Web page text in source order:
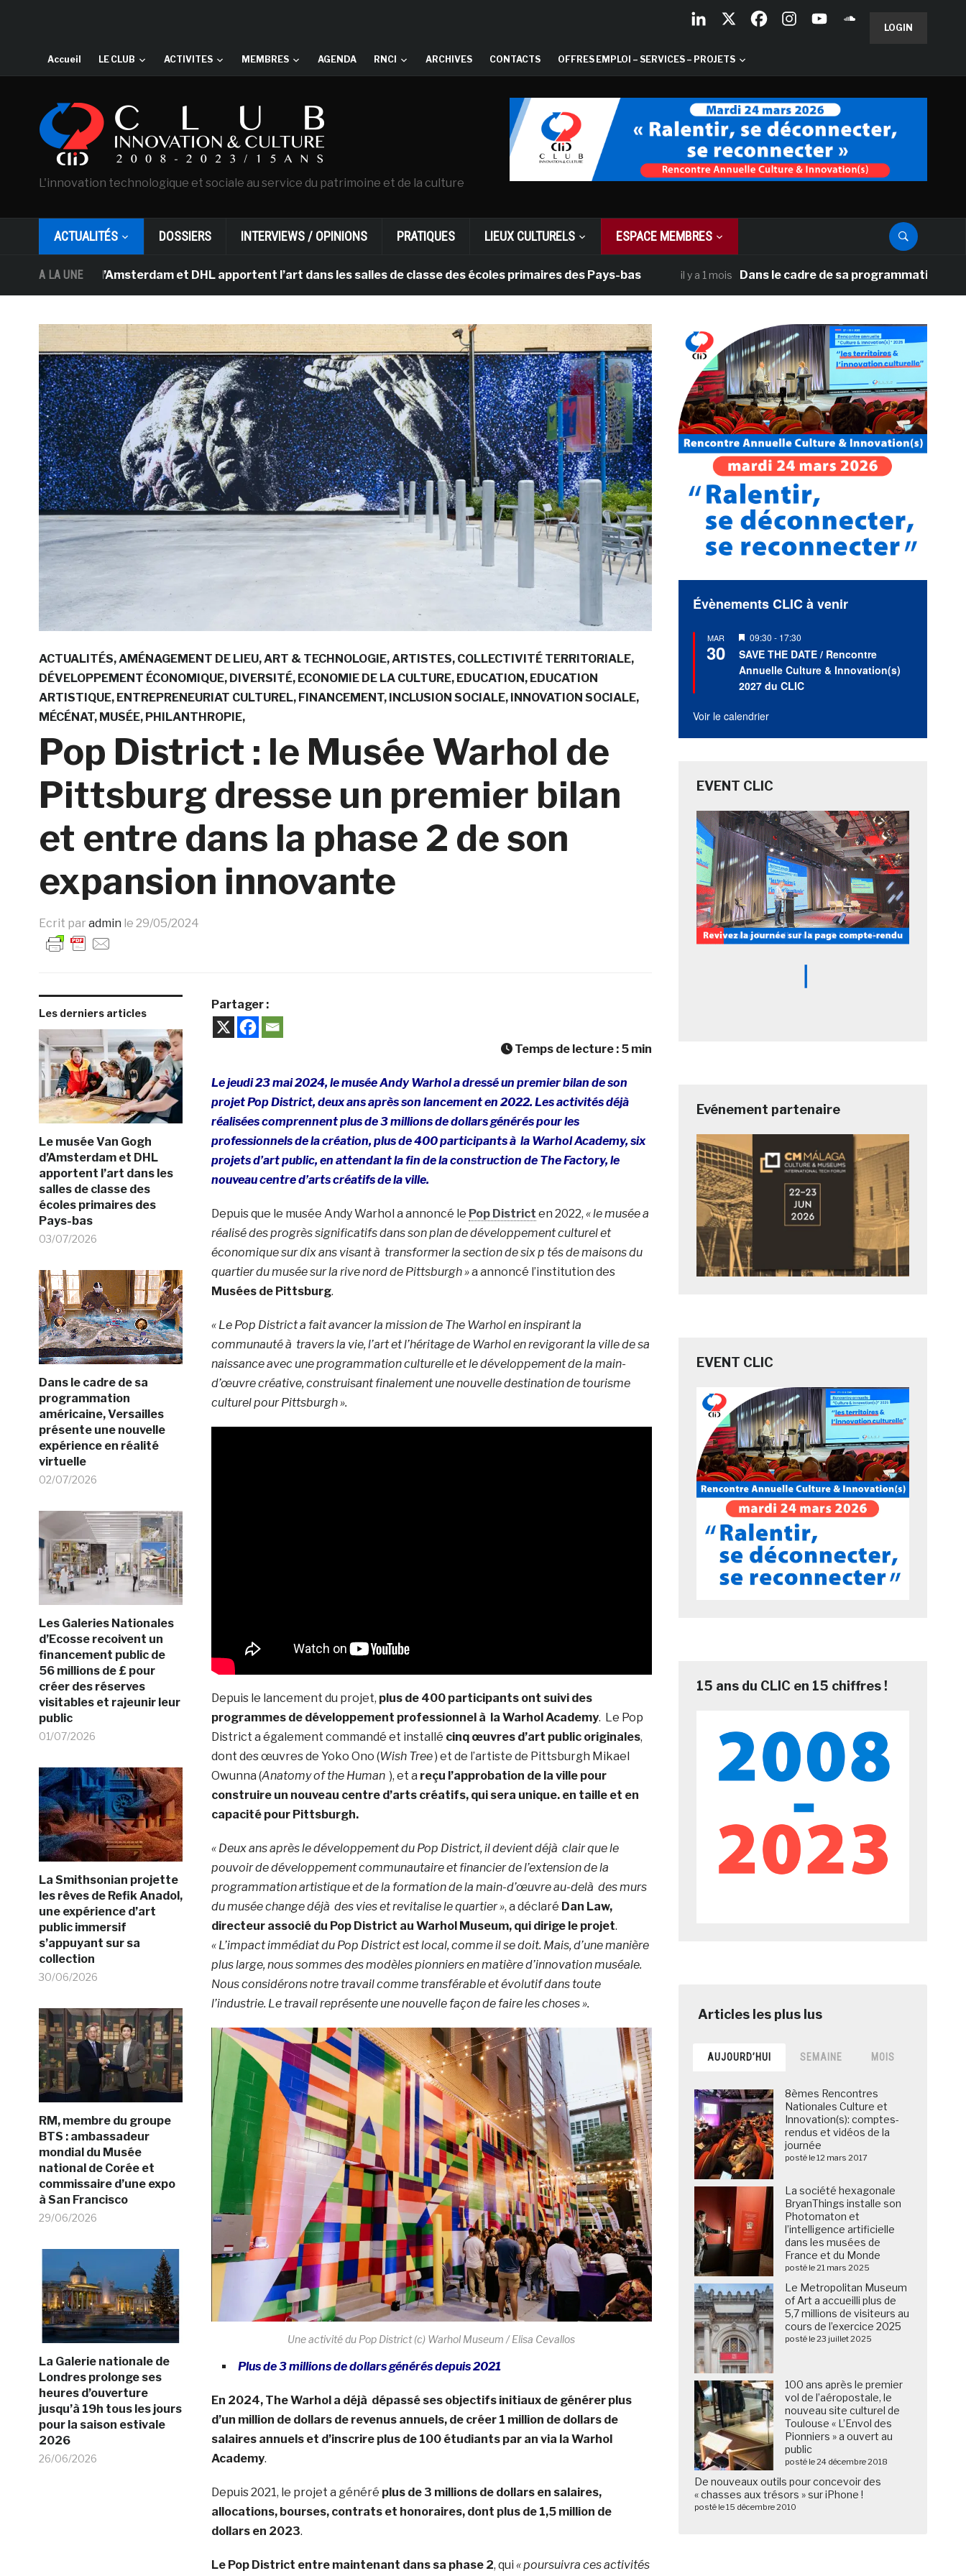
LOGIN
Accueil LE CLUB ACTIVITES MEMBRES AGENDA RNCI ARCHIVES CONTACTS OFFRES EMPLOI – SERVICES – PROJETS
L'innovation technologique et sociale au service du patrimoine et de la culture
ACTUALITÉS DOSSIERS INTERVIEWS / OPINIONS PRATIQUES LIEUX CULTURELS ESPACE MEMBRES
A LA UNE
Gogh d’Amsterdam et DHL apportent l’art dans les salles de classe des écoles primaires des Pays-bas il y a 1 mois Dans le cadre de sa programmation
ACTUALITÉS AMÉNAGEMENT DE LIEU ART & TECHNOLOGIE ARTISTES COLLECTIVITÉ TERRITORIALE
DÉVELOPPEMENT ÉCONOMIQUE DIVERSITÉ ECONOMIE DE LA CULTURE EDUCATION EDUCATION
ARTISTIQUE ENTREPRENEURIAT CULTUREL FINANCEMENT INCLUSION SOCIALE INNOVATION SOCIALE
MÉCÉNAT MUSÉE PHILANTHROPIE
Pop District : le Musée Warhol de
Pittsburg dresse un premier bilan
et entre dans la phase 2 de son
expansion innovante
Ecrit par admin le 29/05/2024
Les derniers articles
Le musée Van Gogh
d’Amsterdam et DHL
apportent l’art dans les
salles de classe des
écoles primaires des
Pays-bas
03/07/2026
Dans le cadre de sa
programmation
américaine, Versailles
présente une nouvelle
expérience en réalité
virtuelle
02/07/2026
Les Galeries Nationales
d’Ecosse recoivent un
financement public de
56 millions de £ pour
créer des réserves
visitables et rajeunir leur
public
01/07/2026
La Smithsonian projette
les rêves de Refik Anadol,
une expérience d’art
public immersif
s’appuyant sur sa
collection
30/06/2026
RM, membre du groupe
BTS : ambassadeur
mondial du Musée
national de Corée et
commissaire d’une expo
à San Francisco
29/06/2026
La Galerie nationale de
Londres prolonge ses
heures d’ouverture
jusqu’à 19h tous les jours
pour la saison estivale
2026
26/06/2026
Partager :
Temps de lecture : 5 min
Le jeudi 23 mai 2024, le musée Andy Warhol a dressé un premier bilan de son
projet Pop District, deux ans après son lancement en 2022. Les activités déjà
réalisées comprennent plus de 3 millions de dollars générés pour les
professionnels de la création, plus de 400 participants à la Warhol Academy, six
projets d’art public, en attendant la fin de la construction de The Factory, le
nouveau centre d’arts créatifs de la ville.
Depuis que le musée Andy Warhol a annoncé le Pop District en 2022, « le musée a
réalisé des progrès significatifs dans son plan de développement culturel et
économique sur dix ans visant à transformer la section de six p tés de maisons du
quartier du musée sur la rive nord de Pittsburgh »a annoncé l’institution des
Musées de Pittsburg.
« Le Pop District a fait avancer la mission de The Warhol en inspirant la
communauté à travers la vie, l’art et l’héritage de Warhol en revigorant la ville de sa
naissance avec une programmation culturelle et le développement de la main-
d’œuvre créative, construisant finalement une nouvelle destination de tourisme
culturel pour Pittsburgh ».
Depuis le lancement du projet, plus de 400 participants ont suivi des
programmes de développement professionnel à la Warhol Academy. Le Pop
District a également commandé et installé cinq œuvres d’art public originales,
dont des œuvres de Yoko Ono (Wish Tree) et de l’artiste de Pittsburgh Mikael
Owunna (Anatomy of the Human), et a reçu l’approbation de la ville pour
construire un nouveau centre d’arts créatifs, qui sera unique. en taille et en
capacité pour Pittsburgh.
« Deux ans après le développement du Pop District, il devient déjà clair que le
pouvoir de développement communautaire et financier de l’extension de la
programmation artistique et de la formation de la main-d’œuvre au-delà des murs
du musée change déjà des vies et revitalise le quartier », a déclaré Dan Law,
directeur associé du Pop District au Warhol Museum, qui dirige le projet.
« L’impact immédiat du Pop District est local, comme il se doit. Mais, d’une manière
plus large, nous sommes des modèles pionniers en matière d’innovation muséale.
Nous considérons notre travail comme transférable et évolutif dans toute
l’industrie. Le travail représente une nouvelle façon de faire les choses ».
Une activité du Pop District (c) Warhol Museum / Elisa Cevallos
Plus de 3 millions de dollars générés depuis 2021
En 2024, The Warhol a déjà dépassé ses objectifs initiaux de générer plus
d’un million de dollars de revenus annuels, de créer 1 million de dollars de
salaires annuels et d’inscrire plus de 100 étudiants par an via la Warhol
Academy.
Depuis 2021, le projet a généré plus de 3 millions de dollars en salaires,
allocations, bourses, contrats et honoraires, dont plus de 1,5 million de
dollars en 2023.
Le Pop District entre maintenant dans sa phase 2, qui « poursuivra ces activités
Évènements CLIC à venir
MAR
30
Mis
en
avant
09:30 - 17:30
SAVE THE DATE / Rencontre
Annuelle Culture & Innovation(s)
2027 du CLIC
Voir le calendrier
EVENT CLIC
Evénement partenaire
EVENT CLIC
15 ans du CLIC en 15 chiffres !
AUJOURD’HUI SEMAINE MOIS
8èmes Rencontres
Nationales Culture et
Innovation(s): comptes-
rendus et vidéos de la
journée
posté le 12 mars 2017
La société hexagonale
BryanThings installe son
Photomaton et
l’intelligence artificielle
dans les musées de
France et du Monde
posté le 21 mars 2025
Le Metropolitan Museum
of Art a accueilli plus de
5,7 millions de visiteurs au
cours de l’exercice 2025
posté le 23 juillet 2025
100 ans après le premier
vol de l’aéropostale, le
nouveau site culturel de
Toulouse « L’Envol des
Pionniers » a ouvert au
public
posté le 24 décembre 2018
De nouveaux outils pour concevoir des
« chasses aux trésors » sur iPhone !
posté le 15 décembre 2010